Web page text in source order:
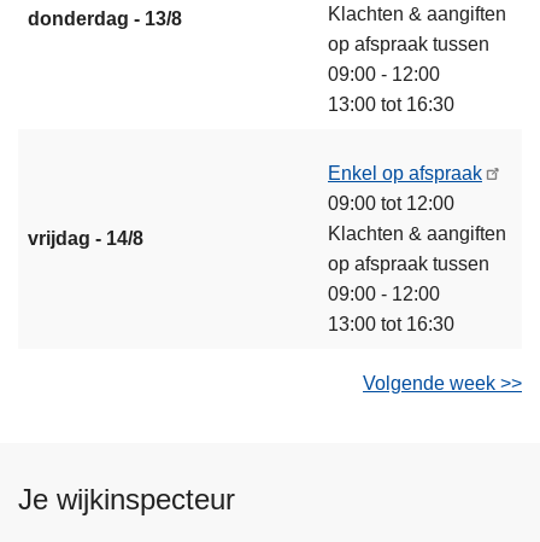
donderdag - 13/8
Klachten & aangiften
op afspraak tussen
09:00 - 12:00
13:00 tot 16:30
vrijdag - 14/8
Enkel op afspraak
09:00 tot 12:00
Klachten & aangiften
op afspraak tussen
09:00 - 12:00
13:00 tot 16:30
Volgende week >>
Je wijkinspecteur